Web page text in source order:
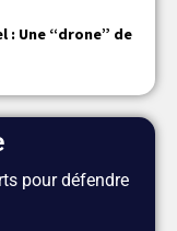
: Une “drone” de
pour défendre